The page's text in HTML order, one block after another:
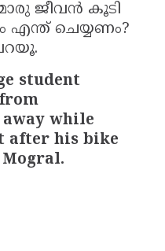
ജീവൻ കൂടി
എന്ത് ചെയ്യണം?
student
while
after his bike